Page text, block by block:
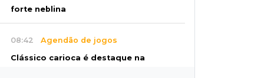
forte neblina
08:42 Agendão de jogos
Clássico carioca é destaque na